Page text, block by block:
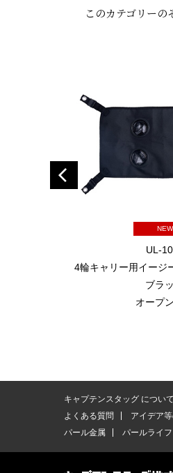
このカテゴリーの
NEW
UL-
4輪キャリー用イージ
ブラ
オープ
キャプテンスタッグ について
よくある質問
アイデア
パール金属
パールライフ